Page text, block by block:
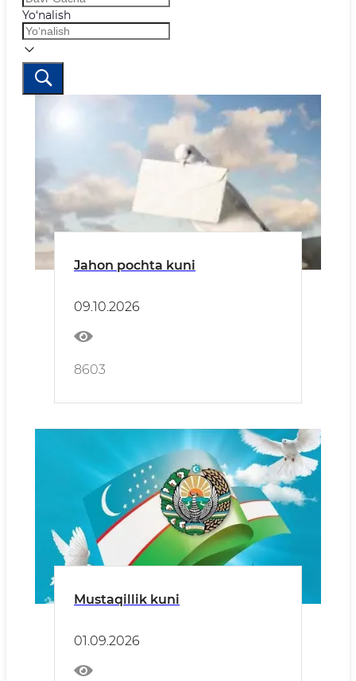
Yo‘nalish
Jahon pochta kuni
09.10.2026
8603
Mustaqillik kuni
01.09.2026